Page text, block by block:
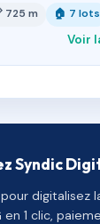
725 m 🏠 7 lots
Voir
Syndic
digitalisez
1 clic,